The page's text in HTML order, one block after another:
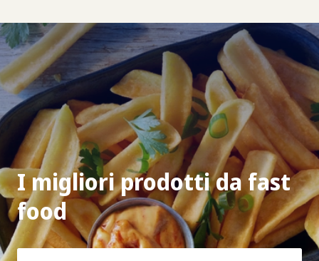
I migliori prodotti da fast
food